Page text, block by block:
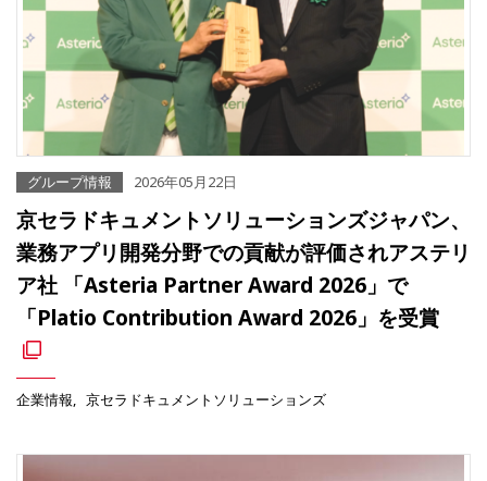
グループ情報 2026年05月22日
京セラドキュメントソリューションズジャパン、
業務アプリ開発分野での貢献が評価されアステリ
ア社 「Asteria Partner Award 2026」で
「Platio Contribution Award 2026」を受賞
企業情報 京セラドキュメントソリューションズ